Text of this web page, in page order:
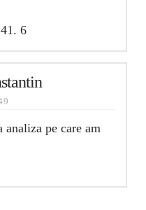
6
analiza pe care am